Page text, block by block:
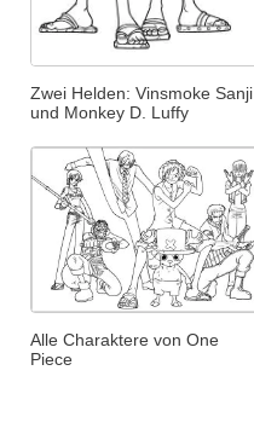
Zwei Helden: Vinsmoke Sanji
und Monkey D. Luffy
Alle Charaktere von One
Piece